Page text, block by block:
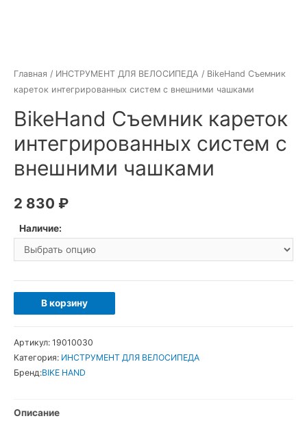
Главная / ИНСТРУМЕНТ ДЛЯ ВЕЛОСИПЕДА / BikeHand Съемник
кареток интегрированных систем с внешними чашками
BikeHand Съемник кареток
интегрированных систем с
внешними чашками
2 830 ₽
Наличие:
Количество
товара
Съемник
кареток
с
В корзину
Артикул: 19010030
Категория: ИНСТРУМЕНТ ДЛЯ ВЕЛОСИПЕДА
Бренд:BIKE HAND
Описание